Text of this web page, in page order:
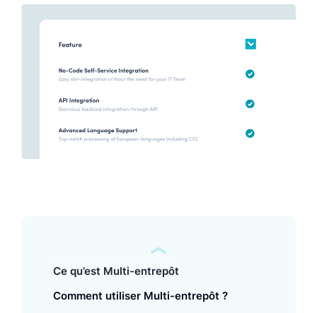
Ce qu’est Multi-entrepôt
Comment utiliser Multi-entrepôt ?